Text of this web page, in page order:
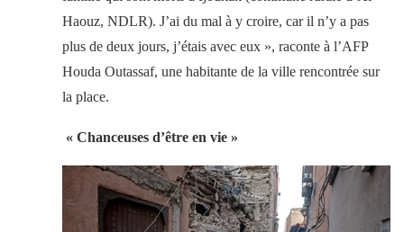
Haouz, NDLR). J’ai du mal à y croire, car il n’y a pas
plus de deux jours, j’étais avec eux », raconte à l’AFP
Houda Outassaf, une habitante de la ville rencontrée sur
la place.
« Chanceuses d’être en vie »